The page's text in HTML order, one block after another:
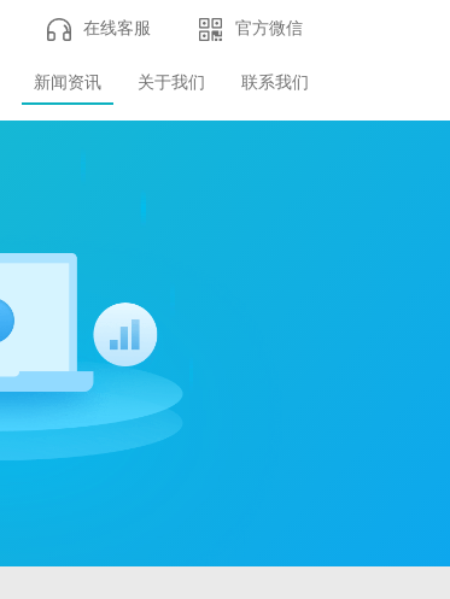
在线客服 官方微信
新闻资讯 关于我们 联系我们